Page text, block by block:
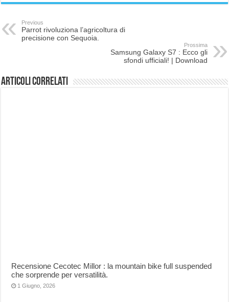
Previous
Parrot rivoluziona l’agricoltura di
precisione con Sequoia.
Prossima
Samsung Galaxy S7 : Ecco gli
sfondi ufficiali! | Download
Articoli correlati
Recensione Cecotec Millor : la mountain bike full suspended
che sorprende per versatilità.
1 Giugno, 2026